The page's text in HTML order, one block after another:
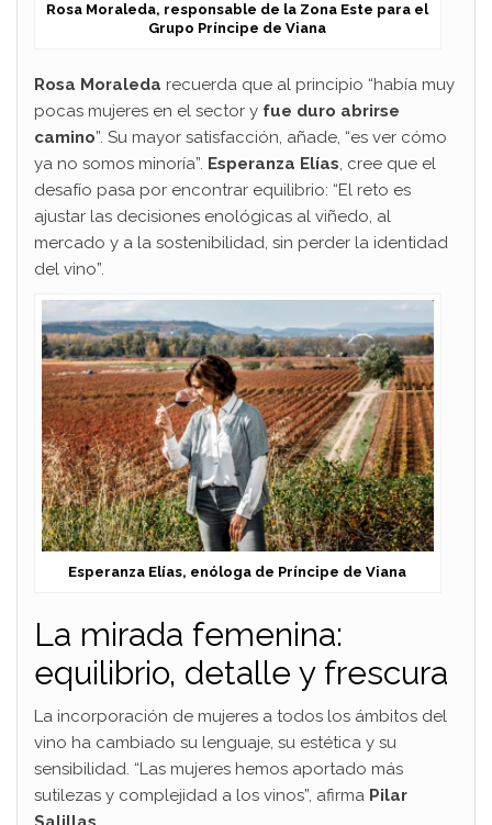
Rosa Moraleda, responsable de la Zona Este para el
Grupo Príncipe de Viana
Rosa Moraleda recuerda que al principio “había muy
pocas mujeres en el sector y fue duro abrirse
camino”. Su mayor satisfacción, añade, “es ver cómo
ya no somos minoría”. Esperanza Elías, cree que el
desafío pasa por encontrar equilibrio: “El reto es
ajustar las decisiones enológicas al viñedo, al
mercado y a la sostenibilidad, sin perder la identidad
del vino”.
Esperanza Elías, enóloga de Príncipe de Viana
La mirada femenina:
equilibrio, detalle y frescura
La incorporación de mujeres a todos los ámbitos del
vino ha cambiado su lenguaje, su estética y su
sensibilidad. “Las mujeres hemos aportado más
sutilezas y complejidad a los vinos”, afirma Pilar